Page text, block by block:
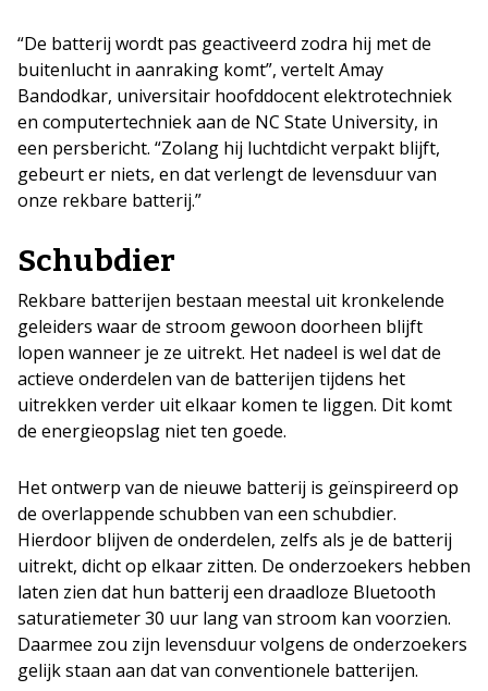
“De batterij wordt pas geactiveerd zodra hij met de
buitenlucht in aanraking komt”, vertelt Amay
Bandodkar, universitair hoofddocent elektrotechniek
en computertechniek aan de NC State University, in
een persbericht. “Zolang hij luchtdicht verpakt blijft,
gebeurt er niets, en dat verlengt de levensduur van
onze rekbare batterij.”
Schubdier
Rekbare batterijen bestaan meestal uit kronkelende
geleiders waar de stroom gewoon doorheen blijft
lopen wanneer je ze uitrekt. Het nadeel is wel dat de
actieve onderdelen van de batterijen tijdens het
uitrekken verder uit elkaar komen te liggen. Dit komt
de energieopslag niet ten goede.
Het ontwerp van de nieuwe batterij is geïnspireerd op
de overlappende schubben van een schubdier.
Hierdoor blijven de onderdelen, zelfs als je de batterij
uitrekt, dicht op elkaar zitten. De onderzoekers hebben
laten zien dat hun batterij een draadloze Bluetooth
saturatiemeter 30 uur lang van stroom kan voorzien.
Daarmee zou zijn levensduur volgens de onderzoekers
gelijk staan aan dat van conventionele batterijen.